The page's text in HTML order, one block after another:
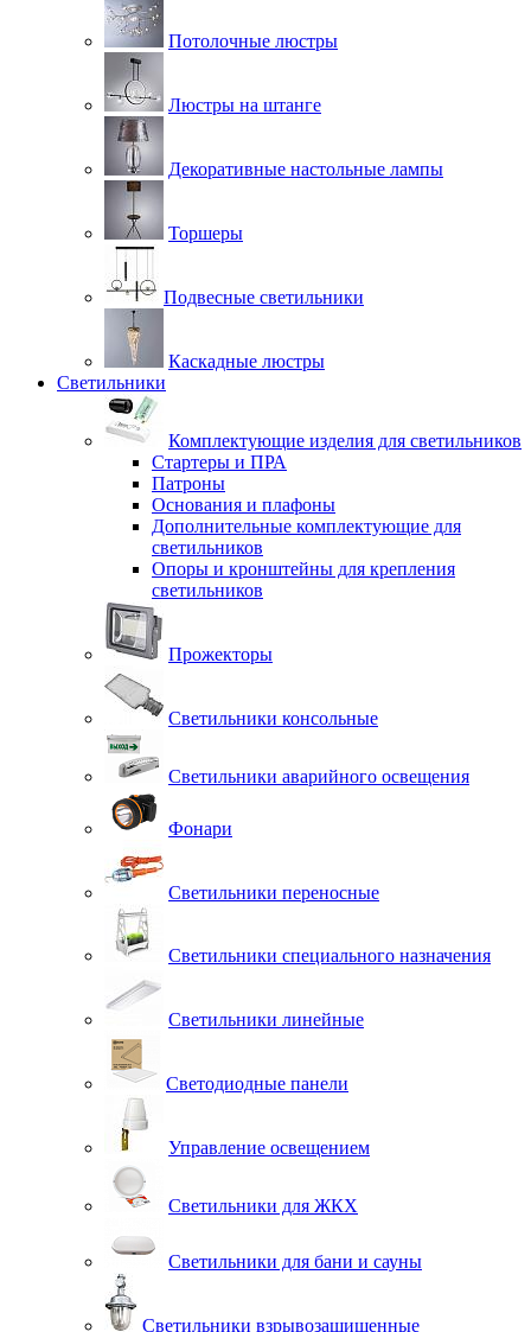
Потолочные люстры
Люстры на штанге
Декоративные настольные лампы
Торшеры
Подвесные светильники
Каскадные люстры
Светильники
Комплектующие изделия для светильников
Стартеры и ПРА
Патроны
Основания и плафоны
Дополнительные комплектующие для
светильников
Опоры и кронштейны для крепления
светильников
Прожекторы
Светильники консольные
Светильники аварийного освещения
Фонари
Светильники переносные
Светильники специального назначения
Светильники линейные
Светодиодные панели
Управление освещением
Светильники для ЖКХ
Светильники для бани и сауны
Светильники взрывозащищенные